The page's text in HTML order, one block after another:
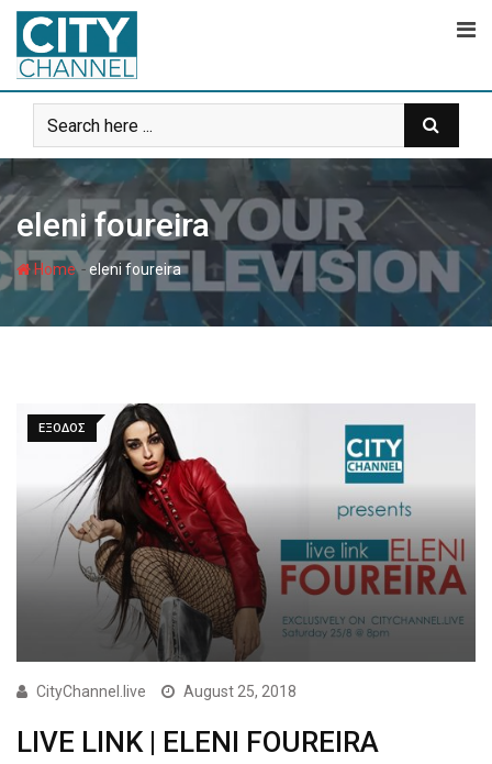
Skip
content
eleni foureira
Home-eleni foureira
ΕΞΟΔΟΣ
CityChannel.live August 25, 2018
LIVE LINK | ELENI FOUREIRA